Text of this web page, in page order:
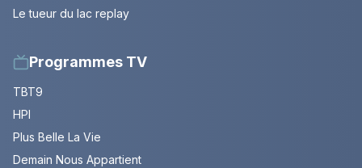
Le tueur du lac replay
Programmes TV
TBT9
HPI
Plus Belle La Vie
Demain Nous Appartient